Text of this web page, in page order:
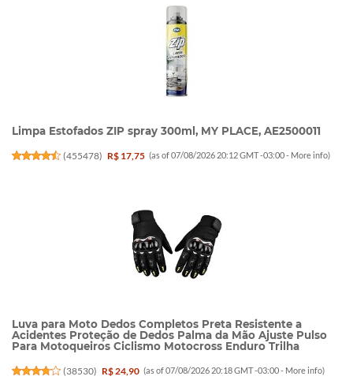
Limpa Estofados ZIP spray 300ml, MY PLACE, AE2500011
(455478) R$ 17,75 (as of 07/08/2026 20:12 GMT -03:00 - More info)
Luva para Moto Dedos Completos Preta Resistente a
Acidentes Proteção de Dedos Palma da Mão Ajuste Pulso
Para Motoqueiros Ciclismo Motocross Enduro Trilha
(38530) R$ 24,90 (as of 07/08/2026 20:18 GMT -03:00 - More info)